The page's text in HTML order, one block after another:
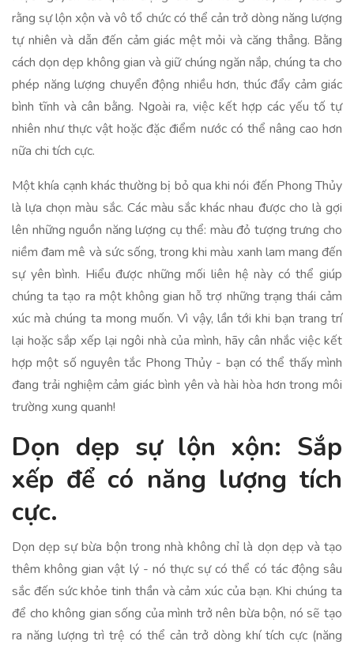
rằng sự lộn xộn và vô tổ chức có thể cản trở dòng năng lượng
tự nhiên và dẫn đến cảm giác mệt mỏi và căng thẳng. Bằng
cách dọn dẹp không gian và giữ chúng ngăn nắp, chúng ta cho
phép năng lượng chuyển động nhiều hơn, thúc đẩy cảm giác
bình tĩnh và cân bằng. Ngoài ra, việc kết hợp các yếu tố tự
nhiên như thực vật hoặc đặc điểm nước có thể nâng cao hơn
nữa chi tích cực.
Một khía cạnh khác thường bị bỏ qua khi nói đến Phong Thủy
là lựa chọn màu sắc. Các màu sắc khác nhau được cho là gợi
lên những nguồn năng lượng cụ thể: màu đỏ tượng trưng cho
niềm đam mê và sức sống, trong khi màu xanh lam mang đến
sự yên bình. Hiểu được những mối liên hệ này có thể giúp
chúng ta tạo ra một không gian hỗ trợ những trạng thái cảm
xúc mà chúng ta mong muốn. Vì vậy, lần tới khi bạn trang trí
lại hoặc sắp xếp lại ngôi nhà của mình, hãy cân nhắc việc kết
hợp một số nguyên tắc Phong Thủy - bạn có thể thấy mình
đang trải nghiệm cảm giác bình yên và hài hòa hơn trong môi
trường xung quanh!
Dọn dẹp sự lộn xộn: Sắp
xếp để có năng lượng tích
cực.
Dọn dẹp sự bừa bộn trong nhà không chỉ là dọn dẹp và tạo
thêm không gian vật lý - nó thực sự có thể có tác động sâu
sắc đến sức khỏe tinh thần và cảm xúc của bạn. Khi chúng ta
để cho không gian sống của mình trở nên bừa bộn, nó sẽ tạo
ra năng lượng trì trệ có thể cản trở dòng khí tích cực (năng